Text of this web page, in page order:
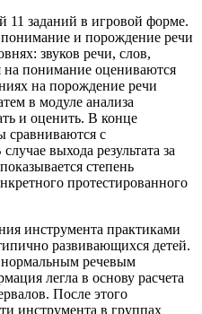
заданий в игровой форме.
и порождение речи
звуков речи, слов,
на понимание оцениваются
на порождение речи
в модуле анализа
и оценить. В конце
сравниваются с
выхода результата за
степень
протестированного
инструмента практиками
развивающихся детей.
нормальным речевым
легла в основу расчета
После этого
инструмента в группах